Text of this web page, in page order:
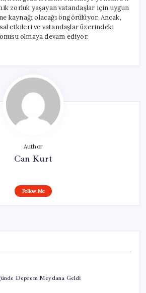
zorluk yaşayan vatandaşlar için uygun
kaynağı olacağı öngörülüyor. Ancak,
etkileri ve vatandaşlar üzerindeki
olmaya devam ediyor.
Author
Can Kurt
Follow Me
Deprem Meydana Geldi